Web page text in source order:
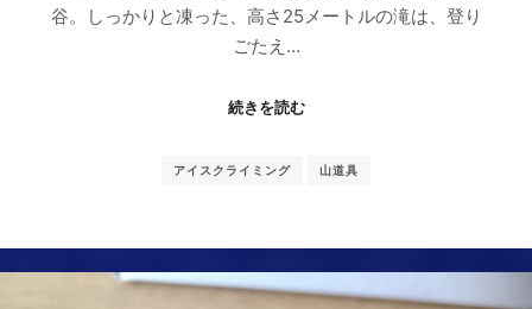
谷。しっかりと凍った、高さ25メートルの滝は、登り
ごたえ…
続きを読む
アイスクライミング 山道具